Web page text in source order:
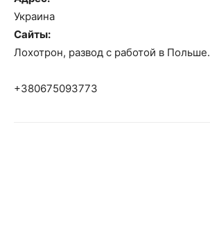
Украина
Сайты:
Лохотрон, развод с работой в Польше.
+380675093773